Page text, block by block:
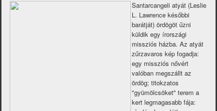
Santarcangeli atyát (Leslie
L. Lawrence későbbi
barátját) ördögöt űzni
küldik egy írországi
missziós házba. Az atyát
zűrzavaros kép fogadja:
egy missziós nővért
valóban megszállt az
ördög; titokzatos
"gyümölcsöket" terem a
kert legmagasabb fája: